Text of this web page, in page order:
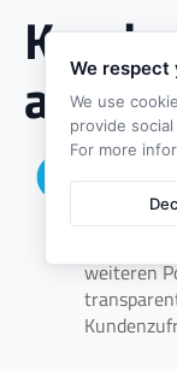
auf
Hier
werden
weiteren
We respect
We use
provide
For more